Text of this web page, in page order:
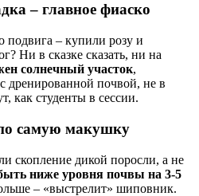
– главное фиаско
подвига – купили розу и
Ни в сказке сказать, ни на
солнечный участок,
дренированной почвой, не в
как студенты в сессии.
самую макушку
скопление дикой поросли, а не
ниже уровня почвы на 3-5
– «выстрелит» шиповник.